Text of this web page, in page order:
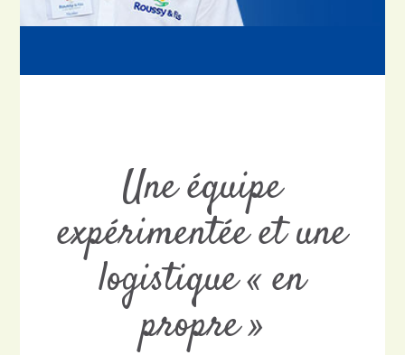
Une équipe
expérimentée et une
logistique « en
propre »